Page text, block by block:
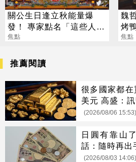
關公生日逢立秋能量爆
發！ 專家點名「這些人」
別亂拜
焦點
魏
烤
焦點
推薦閱讀
很多國家都
美元 高盛：
(2026/08/06 15:53)
日圓有靠山
話：隨時再出
(2026/08/03 14:06)